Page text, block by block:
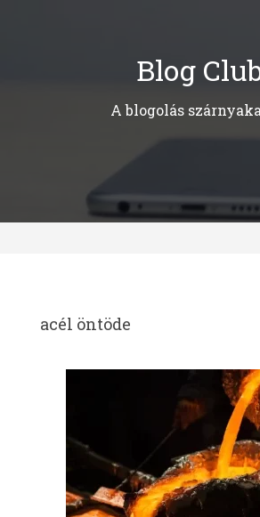
Blog
A blogolás
acél öntöde